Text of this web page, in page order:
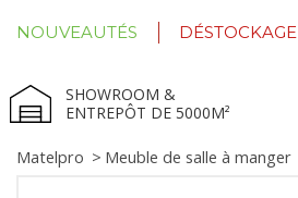
NOUVEAUTÉS DÉSTOCKAGE
SHOWROOM &
ENTREPÔT DE 5000M²
Matelpro > Meuble de salle à manger